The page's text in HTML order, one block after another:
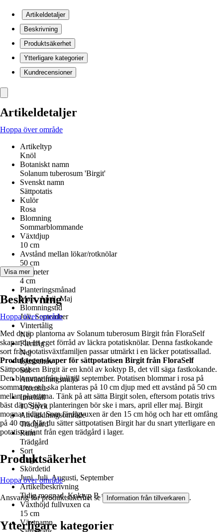
Artikeldetaljer
Beskrivning
Produktsäkerhet
Ytterligare kategorier
Kundrecensioner
Artikeldetaljer
Hoppa över område
Artikeltyp
Knöl
Botaniskt namn
Solanum tuberosum 'Birgit'
Svenskt namn
Sättpotatis
Kulör
Rosa
Blomning
Sommarblommande
Växtdjup
10 cm
Avstånd mellan lökar/rotknölar
50 cm
Diameter
4 cm
Planteringsmånad
Mars, April, Maj
Blomningstid
Juli, September
Vintertålig
Nej
Flerårig
Nej
Ljusbehov
Sol
Användningsmiljö
Utomhus
Innehåll
10 Styck
Användningsområde
Trädgård
Rum
Trädgård
Sort
Birgit
Skördetid
Juni, Juli, Augusti, September
Artikelbeskrivning
Tidig mognad. Koktyp B = fastkokande.
Växthöjd fullvuxen ca
15 cm
Växtnamn
Visa mer
Beskrivning
Hoppa över område
Med de tio plantorna av Solanum tuberosum Birgit från FloraSelf
skapar du ett eget förråd av läckra potatisknölar. Denna fastkokande
sort från potatisväxtfamiljen passar utmärkt i en läcker potatissallad.
Produktegenskaper för sättpotatisen Birgit från FloraSelf
Sättpotatisen Birgit är en knöl av koktyp B, det vill säga fastkokande.
Den blommar från juli till september. Potatisen blommar i rosa på
sommaren och ska planteras på 10 cm djup med ett avstånd på 50 cm
mellan plantorna. Tänk på att sätta Birgit solen, eftersom potatis trivs
bäst där. Själva planteringen bör ske i mars, april eller maj. Birgit
mognar tidigt. Som färdigvuxen är den 15 cm hög och har ett omfång
på 40 cm. När du sätter sättpotatisen Birgit har du snart ytterligare en
potatisvariant från egen trädgård i lager.
Produktsäkerhet
Hoppa över område
Ansvarig för produktsäkerhet se Information från tillverkaren .
Ytterligare kategorier